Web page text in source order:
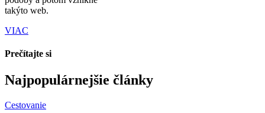
takýto web.
VIAC
Prečítajte si
Najpopulárnejšie články
Cestovanie